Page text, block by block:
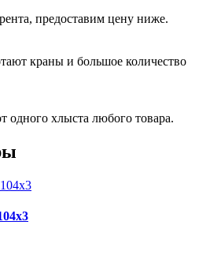
предоставим цену ниже.
краны и большое количество
одного хлыста любого товара.